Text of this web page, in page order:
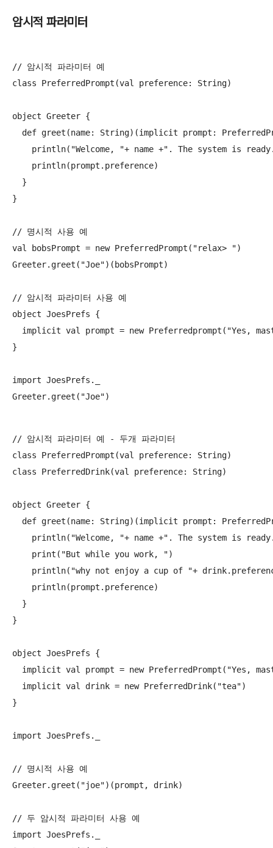
암시적 파라미터
// 암시적 파라미터 예
class PreferredPrompt(val preference: String)
object Greeter {
def greet(name: String)(implicit prompt:
println("Welcome, "+ name +". The system is
    println(prompt.preference)
  }
}
// 명시적 사용 예
val bobsPrompt = new PreferredPrompt("relax> ")
Greeter.greet("Joe")(bobsPrompt)
// 암시적 파라미터 사용 예
object JoesPrefs {
implicit val prompt = new Preferredprompt("Yes,
}
import JoesPrefs._
// 암시적 파라미터 예 - 두개 파라미터
class PreferredPrompt(val preference: String)
class PreferredDrink(val preference: String)
object Greeter {
def greet(name: String)(implicit prompt:
println("Welcome, "+ name +". The system is
    print("But while you work, ")
println("why not enjoy a cup of "+
    println(prompt.preference)
  }
}
object JoesPrefs {
implicit val prompt = new PreferredPrompt("Yes,
  implicit val drink = new PreferredDrink("tea")
}
import JoesPrefs._
// 명시적 사용 예
Greeter.greet("joe")(prompt, drink)
// 두 암시적 파라미터 사용 예
import JoesPrefs._